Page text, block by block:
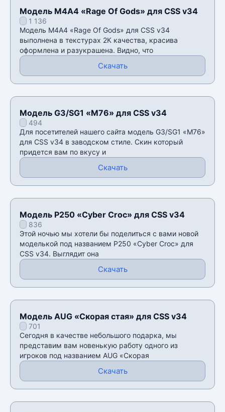
Модель М4А4 «Rage Of Gods» для CSS v34
1 136
Модель М4А4 «Rage Of Gods» для CSS v34
выполнена в текстурах 2К качества, красива
оформлена и разукрашена. Видно, что
Скачать
Модель G3/SG1 «M76» для CSS v34
494
Для посетителей нашего сайта модель G3/SG1 «M76»
для CSS v34 в заводском стиле. Скин который
придется вам по вкусу и
Скачать
Модель P250 «Cyber Croc» для CSS v34
836
Этой ночью мы хотели бы поделиться с вами новой
моделькой под названием P250 «Cyber Croc» для
CSS v34. Выглядит она
Скачать
Модель AUG «Скорая стая» для CSS v34
701
Сегодня в качестве небольшого подарка, мы
представим вам новенькую работу одного из
игроков под названием AUG «Скорая
Скачать